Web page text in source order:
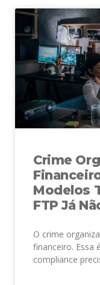
Crime
Modelos
FTP Já
O crime
financeiro. Essa
compliance